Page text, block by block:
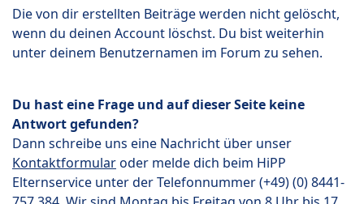
Die von dir erstellten Beiträge werden nicht gelöscht,
wenn du deinen Account löschst. Du bist weiterhin
unter deinem Benutzernamen im Forum zu sehen.
Du hast eine Frage und auf dieser Seite keine
Antwort gefunden?
Dann schreibe uns eine Nachricht über unser
Kontaktformularoder melde dich beim HiPP
Elternservice unter der Telefonnummer (+49) (0) 8441-